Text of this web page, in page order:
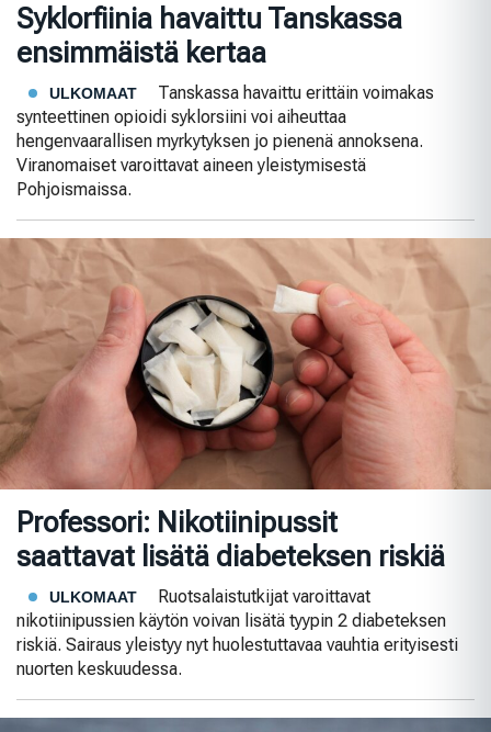
Syklorfiinia havaittu Tanskassa
ensimmäistä kertaa
ULKOMAAT
Tanskassa havaittu erittäin voimakas
synteettinen opioidi syklorsiini voi aiheuttaa
hengenvaarallisen myrkytyksen jo pienenä annoksena.
Viranomaiset varoittavat aineen yleistymisestä
Pohjoismaissa.
Professori: Nikotiinipussit
saattavat lisätä diabeteksen riskiä
ULKOMAAT
Ruotsalaistutkijat varoittavat
nikotiinipussien käytön voivan lisätä tyypin 2 diabeteksen
riskiä. Sairaus yleistyy nyt huolestuttavaa vauhtia erityisesti
nuorten keskuudessa.